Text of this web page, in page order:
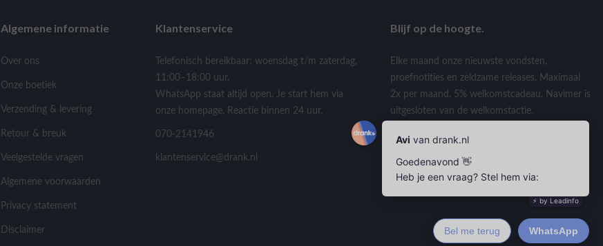
Algemene informatie
Over ons
Onze boetiek
Verzending & levering
Retour & breuk
Veelgestelde vragen
Algemene voorwaarden
Privacy statement
Disclaimer
Klantenservice
Telefonisch bereikbaar: woensdag t/m zaterdag,
11:00–18:00 uur.
WhatsApp staat altijd open. Je start hem via
onze homepage. Reactie binnen 24 uur.
070-2141946
klantenservice@drank.nl
Blijf op de hoogte.
Elke maand onze nieuwste vondsten,
proefnotities en zeldzame releases. Maximaal
2x per maand. 5% welkomstcadeau. Navimer is
uitgesloten van de welkomstactie.